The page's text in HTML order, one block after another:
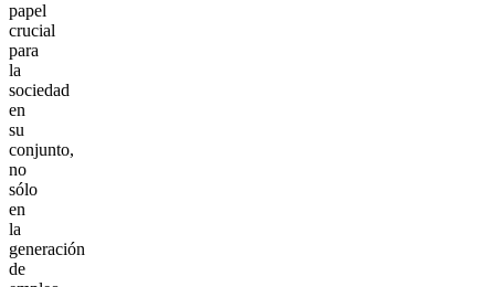
papel
crucial
para
la
sociedad
en
su
conjunto,
no
sólo
en
la
generación
de